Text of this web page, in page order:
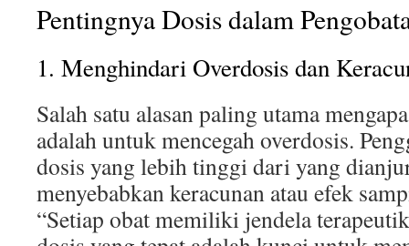
Pentingnya Dosis dalam
1. Menghindari Overdosis dan
Salah satu alasan paling utama
adalah untuk mencegah overdosis.
dosis yang lebih tinggi dari yang
menyebabkan keracunan atau efek
“Setiap obat memiliki jendela